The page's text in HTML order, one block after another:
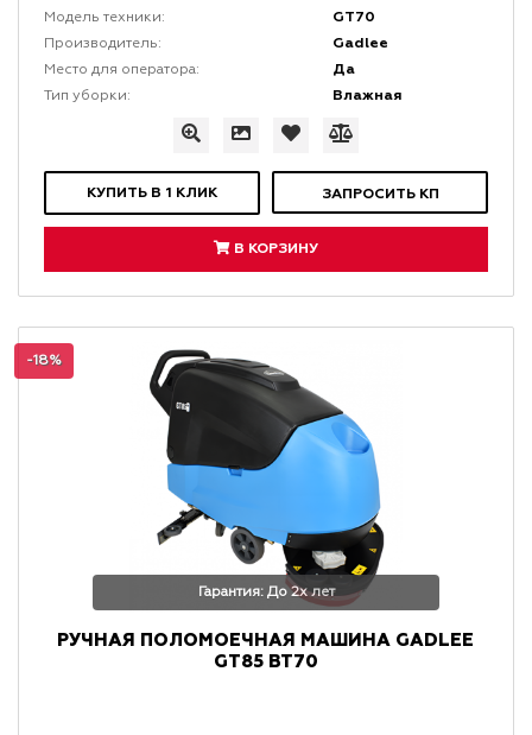
Модель техники: GT70
Производитель: Gadlee
Место для оператора: Да
Тип уборки: Влажная
КУПИТЬ В 1 КЛИК ЗАПРОСИТЬ КП
В КОРЗИНУ
-18%
Гарантия: До 2х лет
РУЧНАЯ ПОЛОМОЕЧНАЯ МАШИНА GADLEE
GT85 BT70